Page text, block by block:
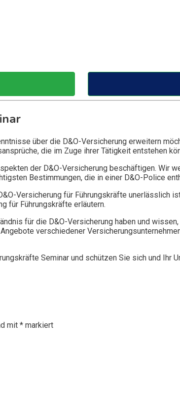
über die D&O-Versicherung erweitern
die im Zuge ihrer Tätigkeit entstehen
der D&O-Versicherung beschäftigen. Wir
Bestimmungen, die in einer D&O-Police
Versicherung für Führungskräfte unerlässlich
für Führungskräfte erläutern.
für die D&O-Versicherung haben und
verschiedener
Seminar und schützen Sie sich und Ihr
mit * markiert